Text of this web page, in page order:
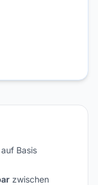
auf Basis
zwischen